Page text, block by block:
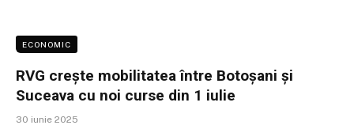
ECONOMIC
RVG crește mobilitatea între Botoșani și
Suceava cu noi curse din 1 iulie
30 iunie 2025